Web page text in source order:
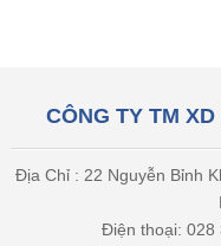
CÔNG TY TM
Địa Chỉ : 22 Nguyễn Bỉnh
Điện thoại: 028